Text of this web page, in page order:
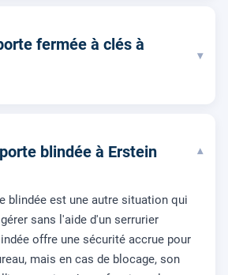
fermée à clés à
▾
blindée à Erstein ▾
blindée est une autre situation qui
sans l'aide d'un serrurier
offre une sécurité accrue pour
mais en cas de blocage, son